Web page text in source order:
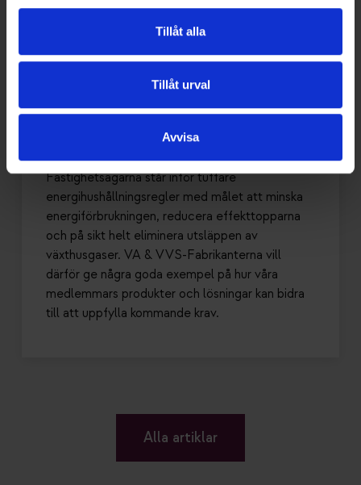
Tillåt alla
Tillåt urval
Avvisa
Svenska byggnader förbrukar ungefär 40 % av
Sveriges totala energi och de avger en
femtedel av växthusgasutsläppen.
Fastighetsägarna står inför tuffare
energihushållningsregler med målet att minska
energiförbrukningen, reducera effekttopparna
och på sikt helt eliminera utsläppen av
växthusgaser. VA & VVS-Fabrikanterna vill
därför ge några goda exempel på hur våra
medlemmars produkter och lösningar kan bidra
till att uppfylla kommande krav.
Alla artiklar